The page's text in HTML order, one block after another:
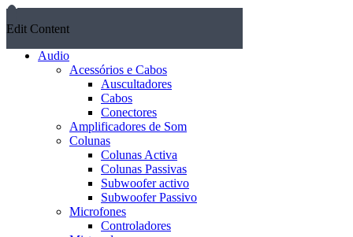
Edit Content
Audio
Acessórios e Cabos
Auscultadores
Cabos
Conectores
Amplificadores de Som
Colunas
Colunas Activa
Colunas Passivas
Subwoofer activo
Subwoofer Passivo
Microfones
Controladores